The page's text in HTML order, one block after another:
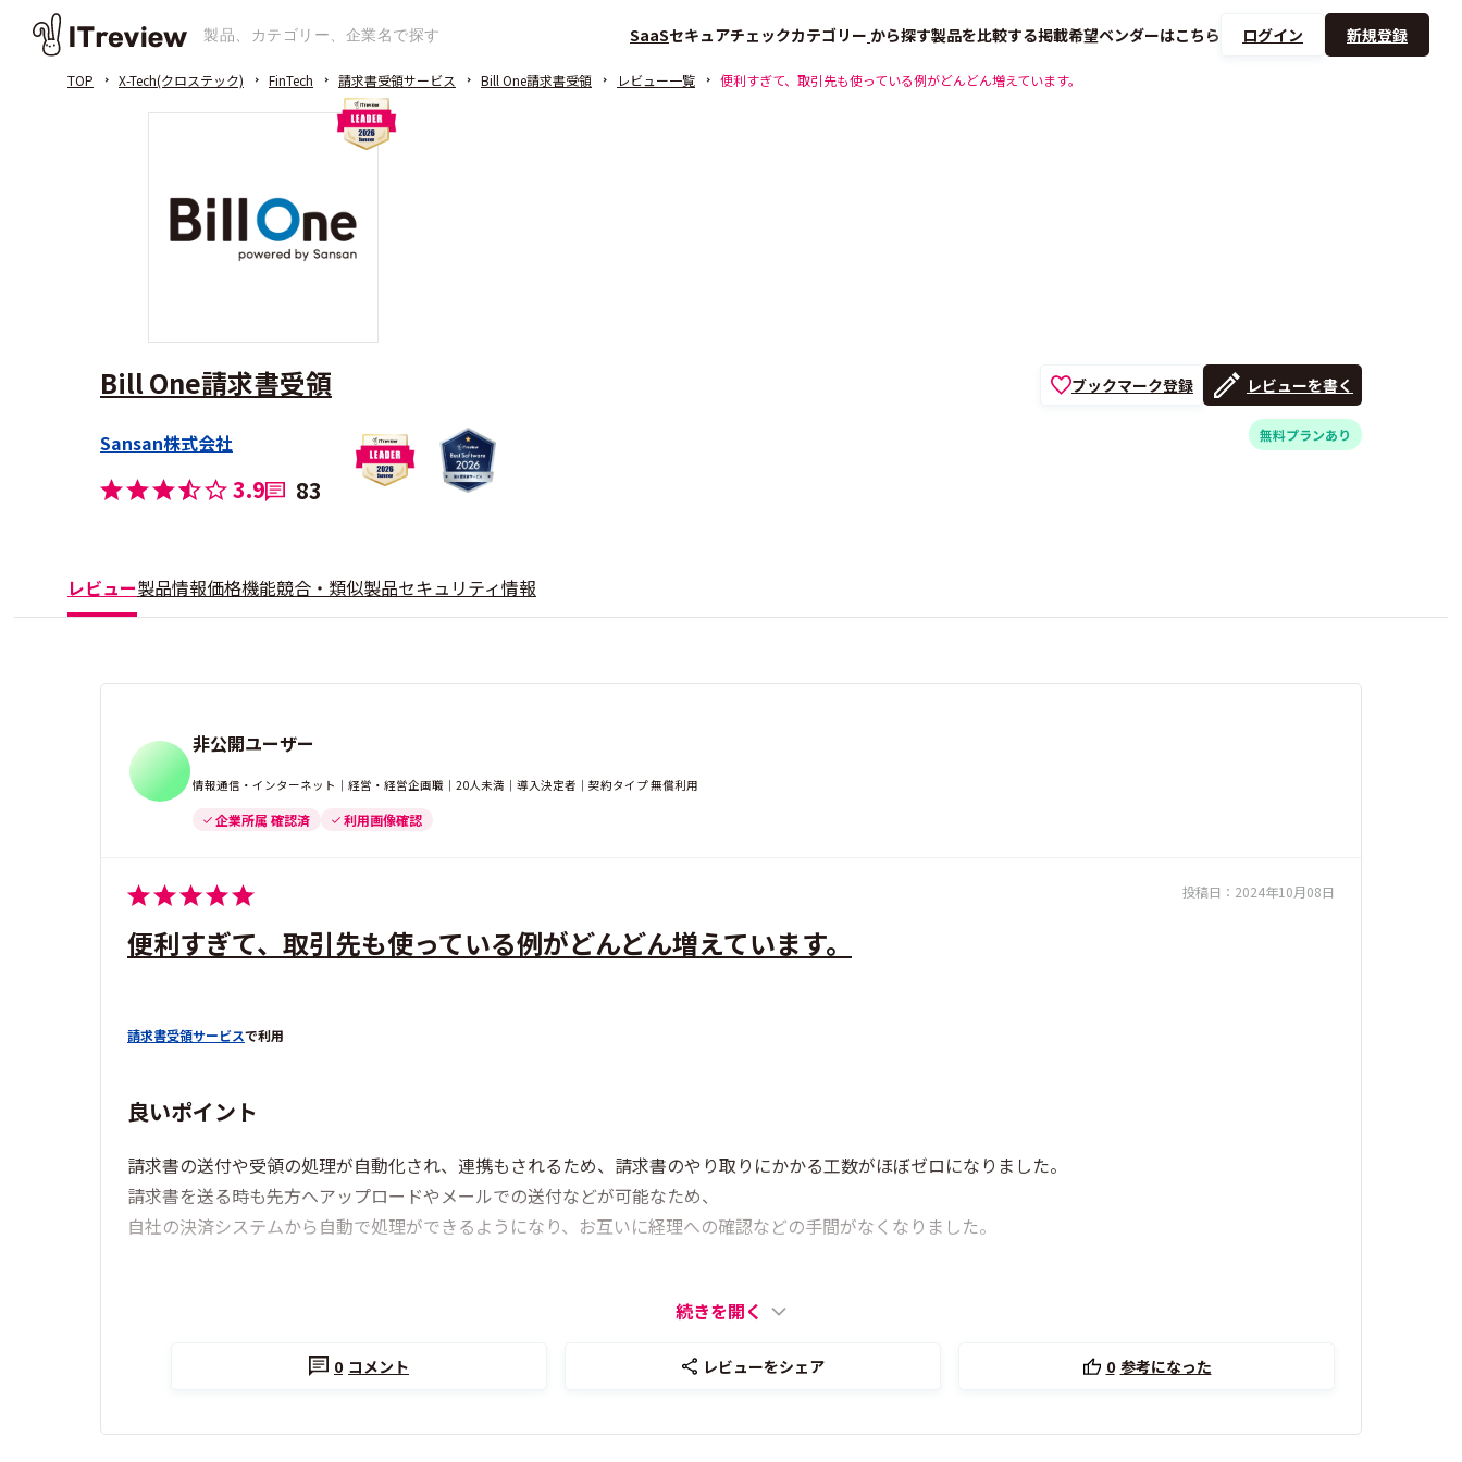
SaaSセキュアチェックカテゴリー から探す製品を比較する掲載希望ベンダーはこちら ログイン 新規登録
TOP X-Tech(クロステック) FinTech 請求書受領サービス Bill One請求書受領 レビュー一覧 便利すぎて、取引先も使っている例がどんどん増えています。
Bill One請求書受領
Sansan株式会社
3.9 83
ブックマーク登録 レビューを書く
無料プランあり
レビュー製品情報価格機能競合・類似製品セキュリティ情報
非公開ユーザー
情報通信・インターネット｜経営・経営企画職｜20人未満｜導入決定者｜契約タイプ 無償利用
企業所属 確認済 利用画像確認
投稿日： 2024年10月08日
便利すぎて、取引先も使っている例がどんどん増えています。
請求書受領サービスで利用
良いポイント
請求書の送付や受領の処理が自動化され、連携もされるため、請求書のやり取りにかかる工数がほぼゼロになりました。
請求書を送る時も先方へアップロードやメールでの送付などが可能なため、
自社の決済システムから自動で処理ができるようになり、お互いに経理への確認などの手間がなくなりました。
続きを開く
0 コメント レビューをシェア 0 参考になった